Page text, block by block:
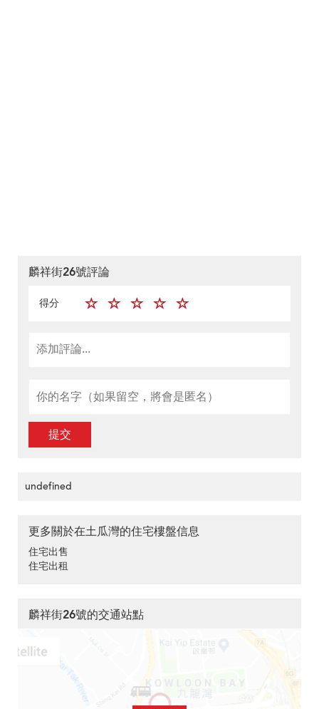
麟祥街26號評論
得分
提交
undefined
更多關於在土瓜灣的住宅樓盤信息
住宅出售
住宅出租
麟祥街26號的交通站點